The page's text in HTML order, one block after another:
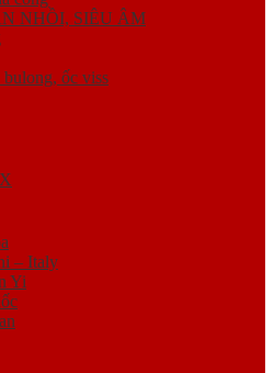
NHỒI, SIÊU ÂM
ốc viss
– Italy
Yi